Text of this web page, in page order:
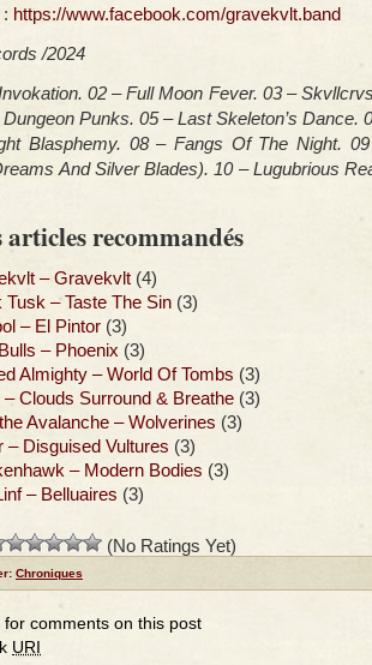
https://www.facebook.com/gravekvlt.band
/2024
02 – Full Moon Fever. 03 –
Punks. 05 – Last Skeleton’s Dance.
Blasphemy. 08 – Fangs Of The Night.
And Silver Blades). 10 – Lugubrious
recommandés
– Gravekvlt (4)
Tusk – Taste The Sin (3)
– El Pintor (3)
– Phoenix (3)
Almighty – World Of Tombs (3)
– Clouds Surround & Breathe (3)
Avalanche – Wolverines (3)
– Disguised Vultures (3)
– Modern Bodies (3)
– Belluaires (3)
(No Ratings Yet)
Chroniques
for comments on this post
URI